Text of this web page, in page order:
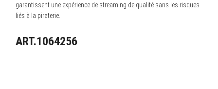
garantissent une expérience de streaming de qualité sans les risques
liés à la piraterie.
ART.1064256